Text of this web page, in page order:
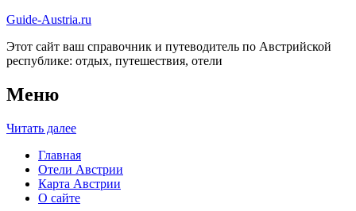
Guide-Austria.ru
Этот сайт ваш справочник и путеводитель по Австрийской
республике: отдых, путешествия, отели
Меню
Читать далее
Главная
Отели Австрии
Карта Австрии
О сайте